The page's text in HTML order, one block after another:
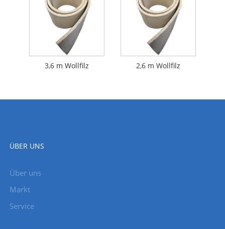
3,6 m Wollfilz 2,6 m Wollfilz
ÜBER UNS
Über uns
Markt
Service